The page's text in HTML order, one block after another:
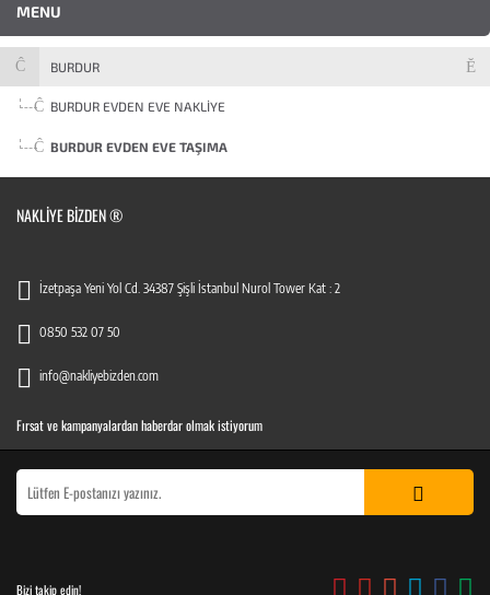
MENU
BURDUR
BURDUR EVDEN EVE NAKLIYE
BURDUR EVDEN EVE TAŞIMA
NAKLIYE BIZDEN ®
İzetpaşa Yeni Yol Cd. 34387 Şişli İstanbul Nurol Tower Kat : 2
0850 532 07 50
info@nakliyebizden.com
Fırsat ve kampanyalardan haberdar olmak istiyorum
Bizi takip edin!